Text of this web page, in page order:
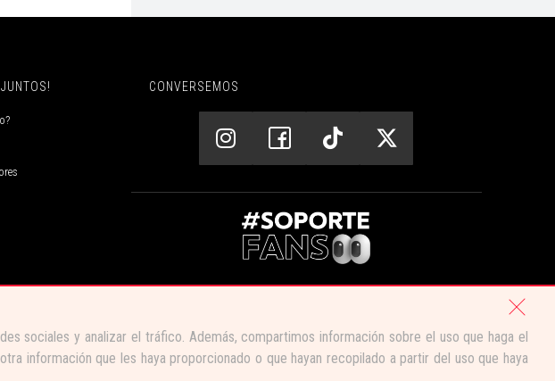
sociales y analizar el tráfico. Además, compartimos información sobre el uso que haga el
información que les haya proporcionado o que hayan recopilado a partir del uso que haya
CONVERSEMOS